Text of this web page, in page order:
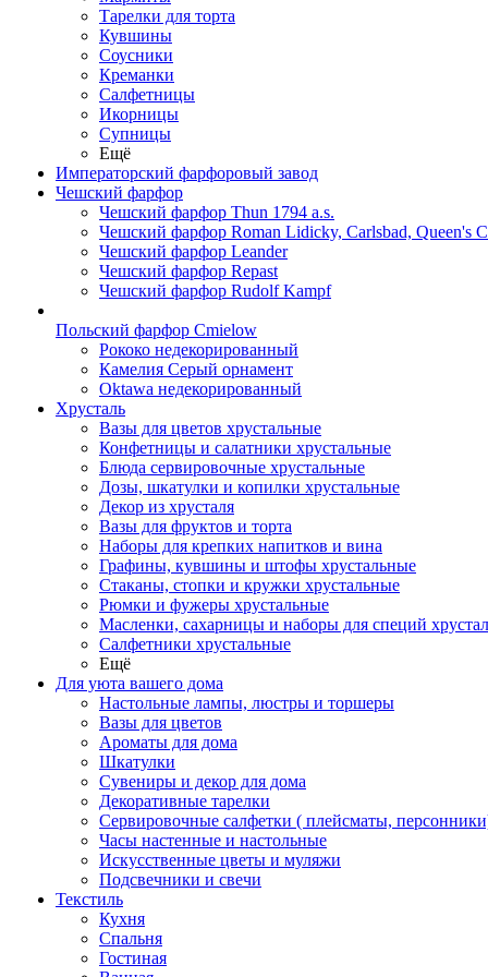
Тарелки для торта
Кувшины
Соусники
Креманки
Салфетницы
Икорницы
Супницы
Ещё
Императорский фарфоровый завод
Чешский фарфор
Чешский фарфор Thun 1794 a.s.
Чешский фарфор Roman Lidicky, Carlsbad, Queen's
Чешский фарфор Leander
Чешский фарфор Repast
Чешский фарфор Rudolf Kampf
Польский фарфор Сmielow
Рококо недекорированный
Камелия Серый орнамент
Oktawa недекорированный
Хрусталь
Вазы для цветов хрустальные
Конфетницы и салатники хрустальные
Блюда сервировочные хрустальные
Дозы, шкатулки и копилки хрустальные
Декор из хрусталя
Вазы для фруктов и торта
Наборы для крепких напитков и вина
Графины, кувшины и штофы хрустальные
Стаканы, стопки и кружки хрустальные
Рюмки и фужеры хрустальные
Масленки, сахарницы и наборы для специй
Салфетники хрустальные
Ещё
Для уюта вашего дома
Настольные лампы, люстры и торшеры
Вазы для цветов
Ароматы для дома
Шкатулки
Сувениры и декор для дома
Декоративные тарелки
Сервировочные салфетки ( плейсматы,
Часы настенные и настольные
Искусственные цветы и муляжи
Подсвечники и свечи
Текстиль
Кухня
Спальня
Гостиная